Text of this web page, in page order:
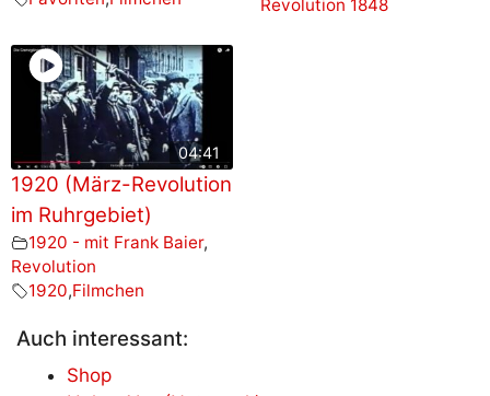
Revolution 1848
04:41
1920 (März-Revolution
im Ruhrgebiet)
1920 - mit Frank Baier,
Revolution
1920,Filmchen
Auch interessant:
Shop